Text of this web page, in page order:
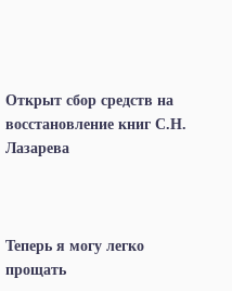
Открыт сбор средств на
восстановление книг С.Н.
Лазарева
Теперь я могу легко
прощать